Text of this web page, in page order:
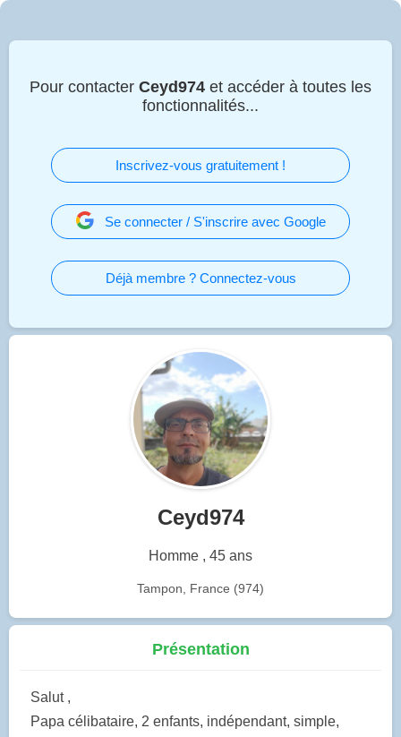
Pour contacter Ceyd974 et accéder à toutes les
fonctionnalités...
Inscrivez-vous gratuitement !
Se connecter / S'inscrire avec Google
Déjà membre ? Connectez-vous
Ceyd974
Homme , 45 ans
Tampon, France (974)
Présentation
Salut ,
Papa célibataire, 2 enfants, indépendant, simple,